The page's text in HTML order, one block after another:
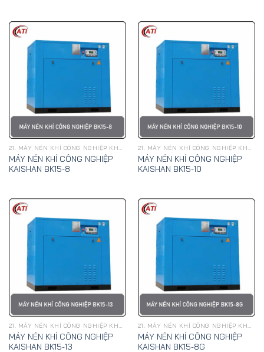
21. MÁY NÉN KHÍ CÔNG NGHIỆP KHAI SƠN
MÁY NÉN KHÍ CÔNG NGHIỆP
KAISHAN BK15-8
21. MÁY NÉN KHÍ CÔNG NGHIỆP KHAI SƠN
MÁY NÉN KHÍ CÔNG NGHIỆP
KAISHAN BK15-10
21. MÁY NÉN KHÍ CÔNG NGHIỆP KHAI SƠN
MÁY NÉN KHÍ CÔNG NGHIỆP
KAISHAN BK15-13
21. MÁY NÉN KHÍ CÔNG NGHIỆP KHAI SƠN
MÁY NÉN KHÍ CÔNG NGHIỆP
KAISHAN BK15-8G